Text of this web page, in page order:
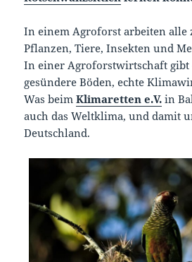
In einem Agroforst arbeiten alle
Pflanzen, Tiere, Insekten und
In einer Agroforstwirtschaft gibt
gesündere Böden, echte
Was beimKlimaretten e.V. in
auch das Weltklima, und damit
Deutschland.